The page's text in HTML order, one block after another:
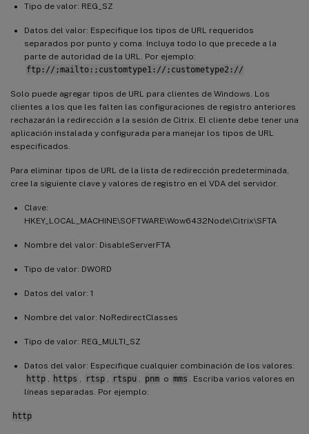
Tipo de valor: REG_SZ
Datos del valor: Especifique los tipos de URL requeridos
separados por punto y coma. Incluya todo lo que precede a la
parte de autoridad de la URL. Por ejemplo:
ftp://;mailto:;customtype1://;custometype2://
Solo puede agregar tipos de URL para clientes de Windows. Los
clientes a los que les falten las configuraciones de registro anteriores
rechazarán la redirección a la sesión de Citrix. El cliente debe tener una
aplicación instalada y configurada para manejar los tipos de URL
especificados.
Para eliminar tipos de URL de la lista de redirección predeterminada,
cree la siguiente clave y valores de registro en el VDA del servidor.
Clave:
HKEY_LOCAL_MACHINE\SOFTWARE\Wow6432Node\Citrix\SFTA
Nombre del valor: DisableServerFTA
Tipo de valor: DWORD
Datos del valor: 1
Nombre del valor: NoRedirectClasses
Tipo de valor: REG_MULTI_SZ
Datos del valor: Especifique cualquier combinación de los valores:
http
https rtsp rtspu pnm o mms
. Escriba varios valores en
líneas separadas. Por ejemplo:
http